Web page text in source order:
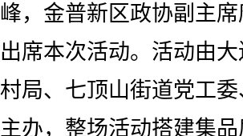
，金普新区政协副主
席本次活动。活动由
局、七顶山街道党工
办，整场活动搭建集